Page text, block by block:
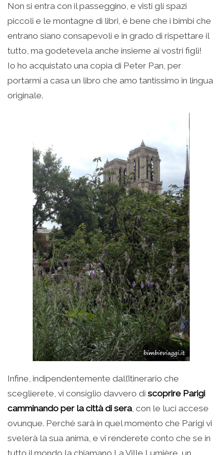
Non si entra con il passeggino, e visti gli spazi
piccoli e le montagne di libri, è bene che i bimbi che
entrano siano consapevoli e in grado di rispettare il
tutto, ma godetevela anche insieme ai vostri figli!
Io ho acquistato una copia di Peter Pan, per
portarmi a casa un libro che amo tantissimo in lingua
originale.
Infine, indipendentemente dall’itinerario che
sceglierete, vi consiglio davvero di scoprire Parigi
camminando per la città di sera, con le luci accese
ovunque. Perché sarà in quel momento che Parigi vi
svelerà la sua anima, e vi renderete conto che se in